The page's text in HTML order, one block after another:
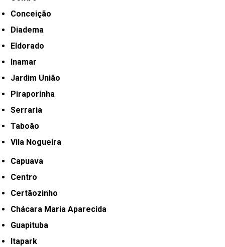
Conceição
Diadema
Eldorado
Inamar
Jardim União
Piraporinha
Serraria
Taboão
Vila Nogueira
Capuava
Centro
Certãozinho
Chácara Maria Aparecida
Guapituba
Itapark